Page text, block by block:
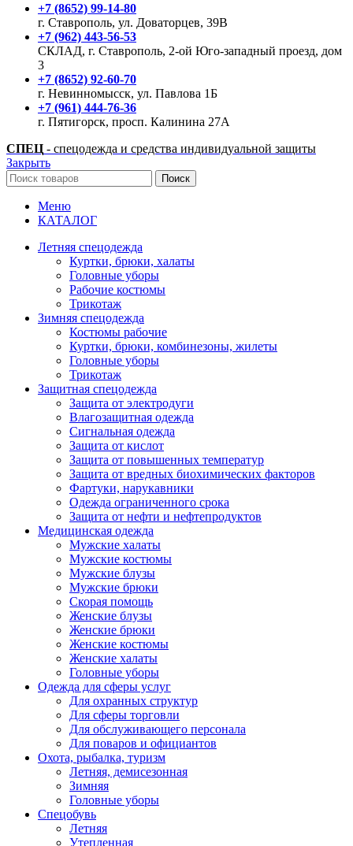
+7 (8652) 99-14-80
г. Ставрополь, ул. Доваторцев, 39В
+7 (962) 443-56-53
СКЛАД, г. Ставрополь, 2-ой Юго-западный проезд, дом
3
+7 (8652) 92-60-70
г. Невинномысск, ул. Павлова 1Б
+7 (961) 444-76-36
г. Пятигорск, просп. Калинина 27А
СПЕЦ - спецодежда и средства индивидуальной защиты
Закрыть
Поиск
Меню
КАТАЛОГ
Летняя спецодежда
Куртки, брюки, халаты
Головные уборы
Рабочие костюмы
Трикотаж
Зимняя спецодежда
Костюмы рабочие
Куртки, брюки, комбинезоны, жилеты
Головные уборы
Трикотаж
Защитная спецодежда
Защита от электродуги
Влагозащитная одежда
Сигнальная одежда
Защита от кислот
Защита от повышенных температур
Защита от вредных биохимических факторов
Фартуки, нарукавники
Одежда ограниченного срока
Защита от нефти и нефтепродуктов
Медицинская одежда
Мужские халаты
Мужские костюмы
Мужские блузы
Мужские брюки
Скорая помощь
Женские блузы
Женские брюки
Женские костюмы
Женские халаты
Головные уборы
Одежда для сферы услуг
Для охранных структур
Для сферы торговли
Для обслуживающего персонала
Для поваров и официантов
Охота, рыбалка, туризм
Летняя, демисезонная
Зимняя
Головные уборы
Спецобувь
Летняя
Утепленная